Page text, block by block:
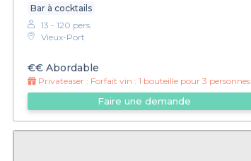
Bar à cocktails
13 - 120 pers.
Vieux-Port
€€ Abordable
Privateaser : Forfait vin : 1 bouteille pour 3 personnes à 12.50€ par personne !
Faire une demande